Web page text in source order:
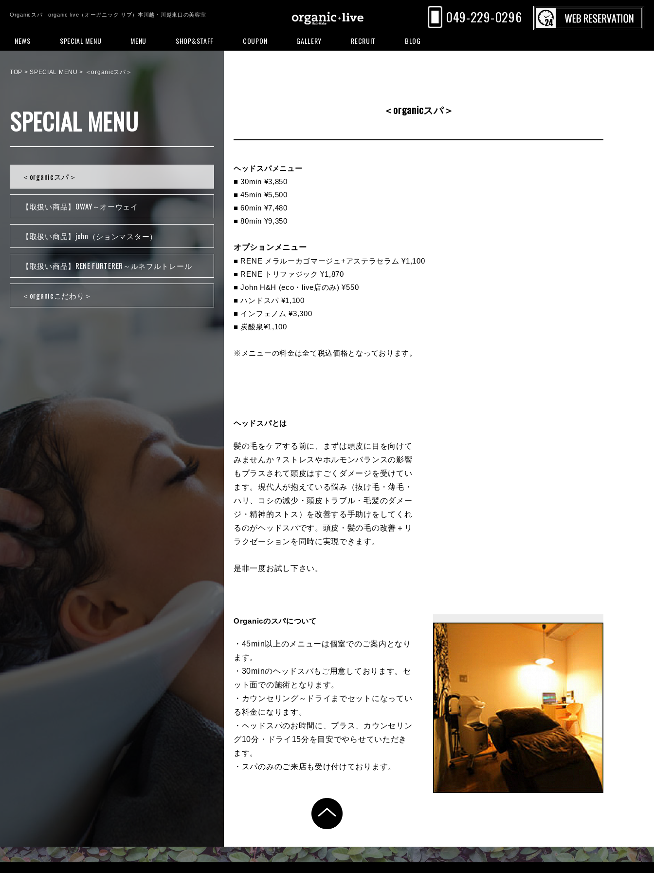
Organicスパ｜organic live（オーガニック リブ）本川越・川越東口の美容室 049-229-0296
NEWS SPECIAL MENU MENU SHOP&STAFF COUPON GALLERY RECRUIT BLOG
TOP > SPECIAL MENU > ＜organicスパ＞
SPECIAL MENU
＜organicスパ＞
【取扱い商品】OWAY～オーウェイ
【取扱い商品】john（ションマスター）
【取扱い商品】RENE FURTERER～ルネフルトレール
＜organicこだわり＞
＜organicスパ＞
ヘッドスパメニュー
■ 30min ¥3,850
■ 45min ¥5,500
■ 60min ¥7,480
■ 80min ¥9,350
オプションメニュー
■ RENE メラルーカゴマージュ+アステラセラム ¥1,100
■ RENE トリファジック ¥1,870
■ John H&H (eco・live店のみ) ¥550
■ ハンドスパ ¥1,100
■ インフェノム ¥3,300
■ 炭酸泉¥1,100
※メニューの料金は全て税込価格となっております。
ヘッドスパとは
髪の毛をケアする前に、まずは頭皮に目を向けて
みませんか？ストレスやホルモンバランスの影響
もプラスされて頭皮はすごくダメージを受けてい
ます。現代人が抱えている悩み（抜け毛・薄毛・
ハリ、コシの減少・頭皮トラブル・毛髪のダメー
ジ・精神的ストス）を改善する手助けをしてくれ
るのがヘッドスパです。頭皮・髪の毛の改善＋リ
ラクゼーションを同時に実現できます。
是非一度お試し下さい。
Organicのスパについて
・45min以上のメニューは個室でのご案内となり
ます。
・30minのヘッドスパもご用意しております。セ
ット面での施術となります。
・カウンセリング～ドライまでセットになってい
る料金になります。
・ヘッドスパのお時間に、プラス、カウンセリン
グ10分・ドライ15分を目安でやらせていただき
ます。
・スパのみのご来店も受け付けております。